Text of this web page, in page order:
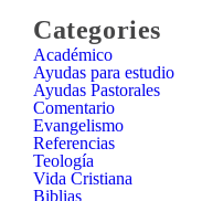
Close
Categories
Categories
Académico
Ayudas para estudio
Ayudas Pastorales
Comentario
Evangelismo
Referencias
Teología
Vida Cristiana
Biblias